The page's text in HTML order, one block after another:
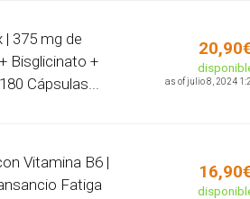
375 mg de
Bisglicinato +
Cápsulas...
as of julio 8, 2024
Vitamina B6 |
Fatiga